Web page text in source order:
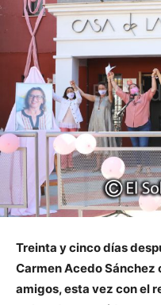
Treinta y cinco días
Carmen Acedo
amigos, esta vez con el